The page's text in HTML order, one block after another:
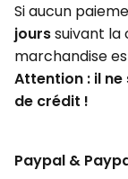
Si aucun
jourssuivant la
marchandise
Attention : il
de crédit !
Paypal &